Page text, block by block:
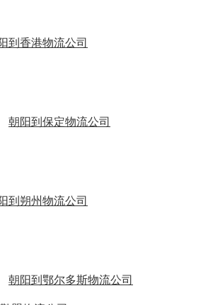
到香港物流公司
朝阳到保定物流公司
到朔州物流公司
朝阳到鄂尔多斯物流公司